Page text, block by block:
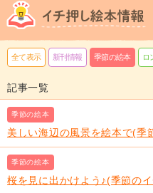
全て表示 新刊情報 季節の絵本 ロ
記事一覧
季節の絵本
美しい海辺の風景を絵本で(
季節の絵本
桜を見に出かけよう♪(季節の